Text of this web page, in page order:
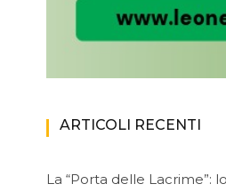
ARTICOLI RECENTI
La “Porta delle Lacrime”: